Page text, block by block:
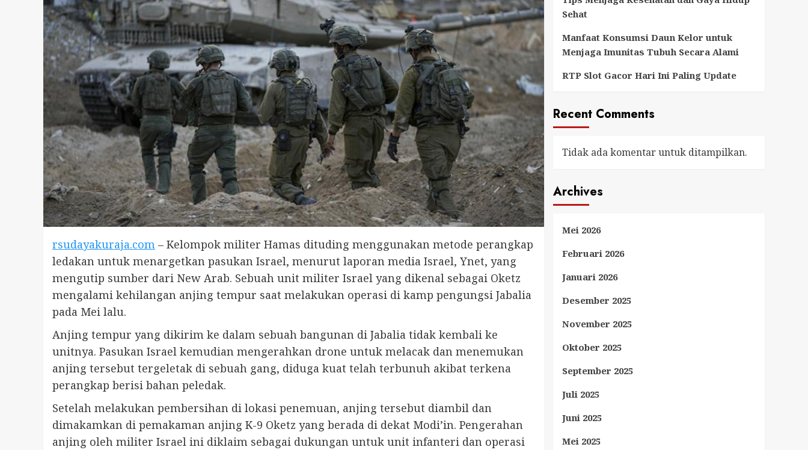
rsudayakuraja.com – Kelompok militer Hamas dituding menggunakan metode perangkap
ledakan untuk menargetkan pasukan Israel, menurut laporan media Israel, Ynet, yang
mengutip sumber dari New Arab. Sebuah unit militer Israel yang dikenal sebagai Oketz
mengalami kehilangan anjing tempur saat melakukan operasi di kamp pengungsi Jabalia
pada Mei lalu.
Anjing tempur yang dikirim ke dalam sebuah bangunan di Jabalia tidak kembali ke
unitnya. Pasukan Israel kemudian mengerahkan drone untuk melacak dan menemukan
anjing tersebut tergeletak di sebuah gang, diduga kuat telah terbunuh akibat terkena
perangkap berisi bahan peledak.
Setelah melakukan pembersihan di lokasi penemuan, anjing tersebut diambil dan
dimakamkan di pemakaman anjing K-9 Oketz yang berada di dekat Modi’in. Pengerahan
anjing oleh militer Israel ini diklaim sebagai dukungan untuk unit infanteri dan operasi
Sehat
Manfaat Konsumsi Daun Kelor untuk
Menjaga Imunitas Tubuh Secara Alami
RTP Slot Gacor Hari Ini Paling Update
Recent Comments
Tidak ada komentar untuk ditampilkan.
Archives
Mei 2026
Februari 2026
Januari 2026
Desember 2025
November 2025
Oktober 2025
September 2025
Juli 2025
Juni 2025
Mei 2025